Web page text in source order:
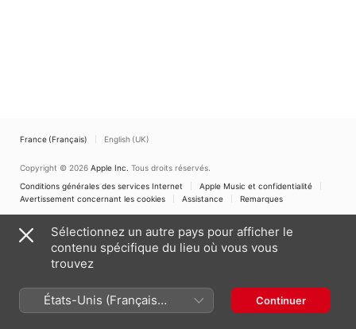
France (Français) English (UK)
Copyright © 2026 Apple Inc. Tous droits réservés.
Conditions générales des services Internet
Apple Music et confidentialité
Avertissement concernant les cookies
Assistance Remarques
Sélectionnez un autre pays pour afficher le
contenu spécifique du lieu où vous vous
trouvez
États-Unis (Français
France)
Continuer